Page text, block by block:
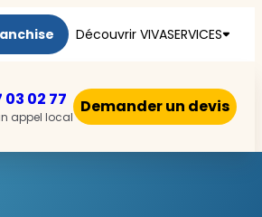
Découvrir VIVASERVICES
03 02 77
appel local
Demander un devis